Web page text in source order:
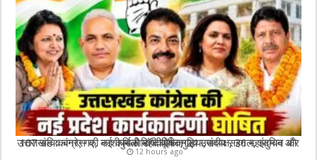
उत्तराखंड :कांग्रेस की नई कार्यकारिणी घोषित, 24 उपाध्यक्ष, 36 महासचिव और 107 सचिव बनाए गए, काशीपुर से डॉ दीपिका गुड़िया,संदीप सहगल, इंदुमान को मिली महत्वपूर्ण जगह
12 hours ago